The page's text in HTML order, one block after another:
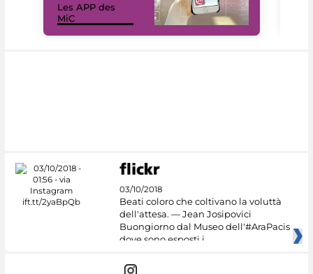
Les APP des
MiC
03/10/2018
Beati coloro che coltivano la voluttà
dell'attesa. — Jean Josipovici
Buongiorno dal Museo dell'#AraPacis
dove sono esposti i